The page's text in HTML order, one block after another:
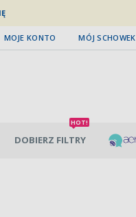
MOJE KONTO MÓJ SCHOWEK
DOBIERZ FILTRY
HOT!